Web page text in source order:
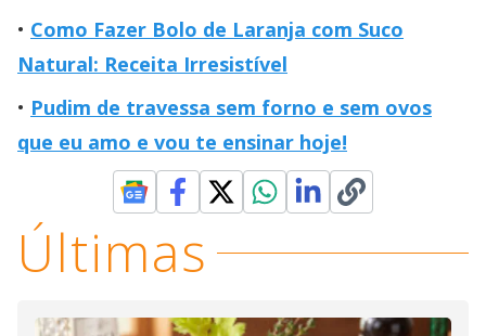
Como Fazer Bolo de Laranja com Suco
Natural: Receita Irresistível
Pudim de travessa sem forno e sem ovos
que eu amo e vou te ensinar hoje!
Últimas